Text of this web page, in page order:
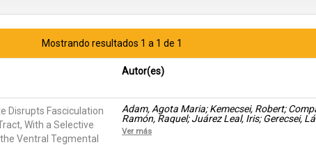
Mostrando resultados 1 a 1 de 1
Autor(es)
Disrupts Fasciculation
With a Selective
Ventral Tegmental
Adam, Agota Maria; Kemecsei, Robert;
Ramón, Raquel; Juárez Leal, Iris; Gerecsei,
Puelles Martínez de La Torre, Eduardo;
Andras Laszlo
Ver más